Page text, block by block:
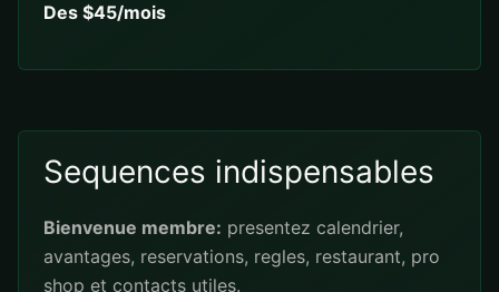
Des $45/mois
Sequences indispensables
Bienvenue membre: presentez calendrier,
avantages, reservations, regles, restaurant, pro
shop et contacts utiles.